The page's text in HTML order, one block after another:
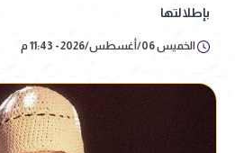
بإطلالتها
الخميس 06/أغسطس/2026 - 11:43 م